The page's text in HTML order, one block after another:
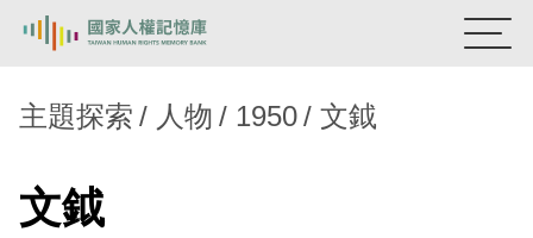
新生訓導處
主題探索 人物 1950 文鉞
文鉞